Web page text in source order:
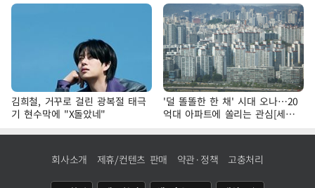
김희철, 거꾸로 걸린 광복절 태극
기 현수막에 "X돌았네"
'덜 똘똘한 한 채' 시대 오나…20
억대 아파트에 쏠리는 관심[세제
개편, 그 이후②]
회사소개 제휴/컨텐츠 판매 약관·정책 고충처리